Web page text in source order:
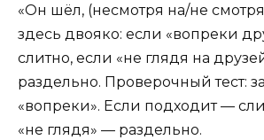
«Он шёл, (несмотря на/не
здесь двояко: если «вопреки
слитно, если «не глядя на
раздельно. Проверочный тест:
«вопреки». Если подходит —
«не глядя» — раздельно.